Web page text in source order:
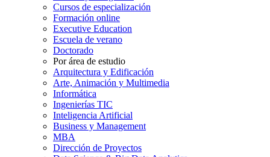
Cursos de especialización
Formación online
Executive Education
Escuela de verano
Doctorado
Por área de estudio
Arquitectura y Edificación
Arte, Animación y Multimedia
Informática
Ingenierías TIC
Inteligencia Artificial
Business y Management
MBA
Dirección de Proyectos